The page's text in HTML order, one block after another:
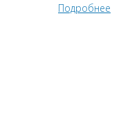
Подробнее